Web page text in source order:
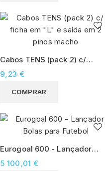
Cabos TENS (pack 2) c/
ficha em "L" e saída em 2
9,23 €
COMPRAR
Eurogoal 600 - Lançador
Bolas para Futebol
5 100,01 €